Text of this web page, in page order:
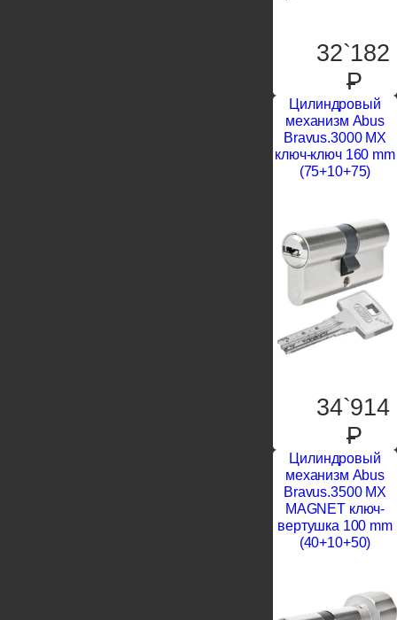
32`182
P
Цилиндровый
механизм Abus
Bravus.3000 MX
ключ-ключ 160 mm
(75+10+75)
34`914
P
Цилиндровый
механизм Abus
Bravus.3500 MX
MAGNET ключ-
вертушка 100 mm
(40+10+50)